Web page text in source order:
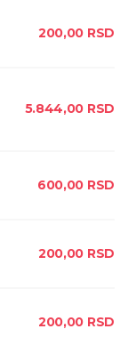
200,00 RSD
5.844,00 RSD
600,00 RSD
200,00 RSD
200,00 RSD